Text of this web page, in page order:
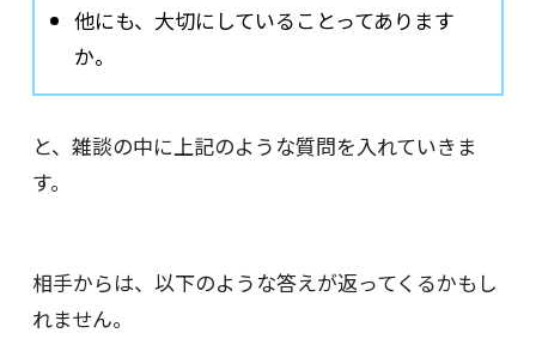
他にも、大切にしていることってあります
か。
と、雑談の中に上記のような質問を入れていきま
す。
相手からは、以下のような答えが返ってくるかもし
れません。